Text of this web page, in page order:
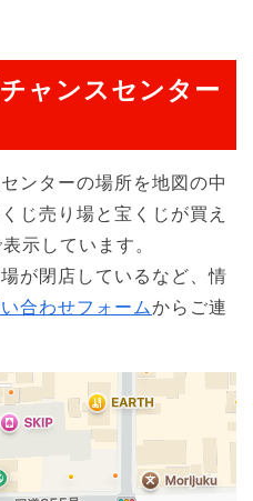
ャンスセンター
ンターの場所を地図の中
じ売り場と宝くじが買え
示しています。
が閉店しているなど、情
合わせフォームからご連